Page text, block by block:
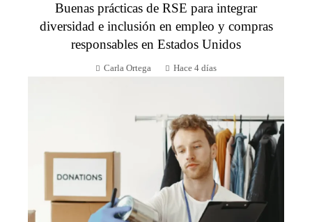
Buenas prácticas de RSE para integrar
diversidad e inclusión en empleo y compras
responsables en Estados Unidos
Carla Ortega Hace 4 días